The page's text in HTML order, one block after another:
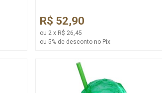
R$ 52,90
ou 2 x R$ 26,45
ou 5% de desconto no Pix